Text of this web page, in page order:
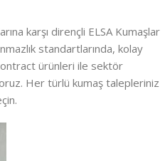
karşı dirençli ELSA Kumaşlar
standartlarında, kolay
ürünleri ile sektör
Her türlü kumaş talepleriniz